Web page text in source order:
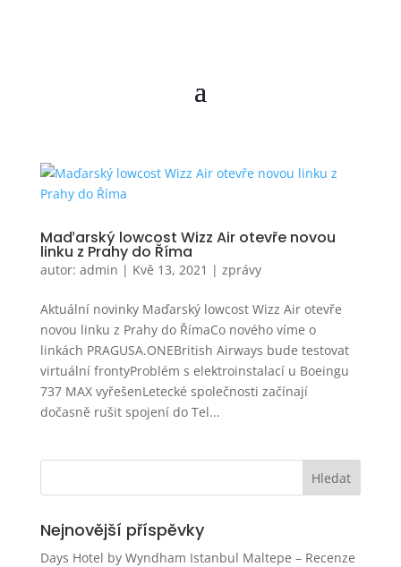
Maďarský lowcost Wizz Air otevře novou
linku z Prahy do Říma
autor: admin | Kvě 13, 2021 | zprávy
Aktuální novinky Maďarský lowcost Wizz Air otevře
novou linku z Prahy do ŘímaCo nového víme o
linkách PRAGUSA.ONEBritish Airways bude testovat
virtuální frontyProblém s elektroinstalací u Boeingu
737 MAX vyřešenLetecké společnosti začínají
dočasně rušit spojení do Tel...
Nejnovější příspěvky
Days Hotel by Wyndham Istanbul Maltepe – Recenze